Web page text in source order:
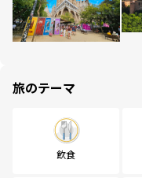
旅のテーマ
飲食